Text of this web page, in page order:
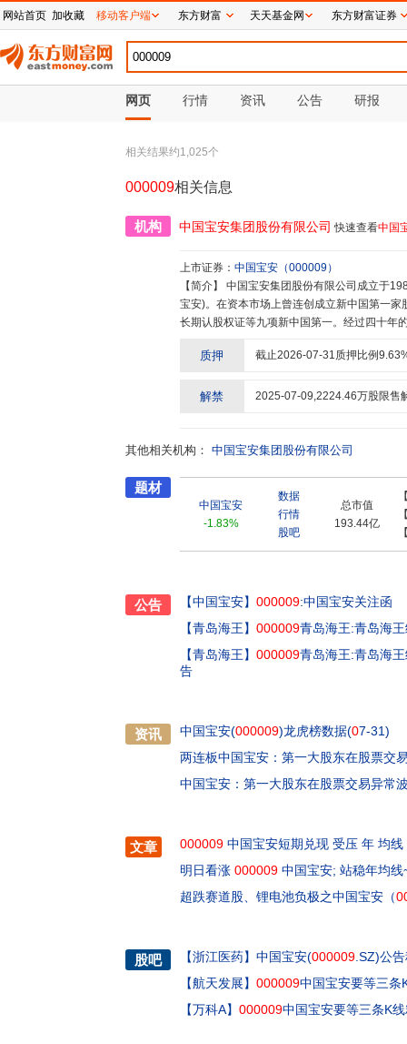
网页 行情 资讯 公告 研报
相关结果约1,025个
000009相关信息
机构 中国宝安集团股份有限公司 快速查看中国
上市证券： 中国宝安 （000009）
【简介】
宝安)。在资本市场上曾连创成立新中国第一
长期认股权证等九项新中国第一。经过四十年
成了以高科技产业为主导,以医药健康、城市
15.OC)等多家登陆资本市场公司,以及二十多
誉称号;“2020中国新经济企业500强”集团位
国上市公司百强最佳治理奖”。
质押 截止2026-07-31质押比例9.63
解禁 2025-07-09,2224.46万股限售
其他相关机构： 中国宝安集团股份有限公司
题材
中国宝安
-1.83%
数据
行情
股吧
总市值
193.44亿
公告 【中国宝安】 000009:中国宝安关注函
【青岛海王】 000009青岛海王:青岛海
【青岛海王】 000009青岛海王:青岛海
告
资讯 中国宝安(000009)龙虎榜数据(07-31)
两连板中国宝安：第一大股东在股票交
中国宝安：第一大股东在股票交易异常
文章 000009 中国宝安短期兑现 受压 年 均线
明日看涨 000009 中国宝安; 站稳年均线
超跌赛道股、锂电池负极之中国宝安（
股吧 【浙江医药】 中国宝安(000009 .SZ)公
【航天发展】 000009中国宝安要等三条
【万科A】 000009中国宝安要等三条K
网站首页 加收藏 移动客户端 东方财富 天天基金网 东方财富证券